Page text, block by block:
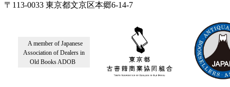
〒113-0033 東京都文京区本郷6-14-7
A member of Japanese
Association of Dealers in
Old Books ADOB